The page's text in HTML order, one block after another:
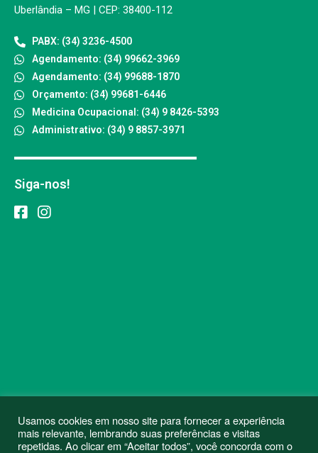
Uberlândia – MG | CEP: 38400-112
PABX: (34) 3236-4500
Agendamento: (34) 99662-3969
Agendamento: (34) 99688-1870
Orçamento: (34) 99681-6446
Medicina Ocupacional: (34) 9 8426-5393
Administrativo: (34) 9 8857-3971
Siga-nos!
Usamos cookies em nosso site para fornecer a experiência
mais relevante, lembrando suas preferências e visitas
repetidas. Ao clicar em “Aceitar todos”, você concorda com o